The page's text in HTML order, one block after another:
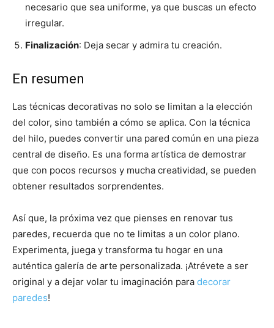
necesario que sea uniforme, ya que buscas un efecto
irregular.
Finalización: Deja secar y admira tu creación.
En resumen
Las técnicas decorativas no solo se limitan a la elección
del color, sino también a cómo se aplica. Con la técnica
del hilo, puedes convertir una pared común en una pieza
central de diseño. Es una forma artística de demostrar
que con pocos recursos y mucha creatividad, se pueden
obtener resultados sorprendentes.
Así que, la próxima vez que pienses en renovar tus
paredes, recuerda que no te limitas a un color plano.
Experimenta, juega y transforma tu hogar en una
auténtica galería de arte personalizada. ¡Atrévete a ser
original y a dejar volar tu imaginación para decorar
paredes!